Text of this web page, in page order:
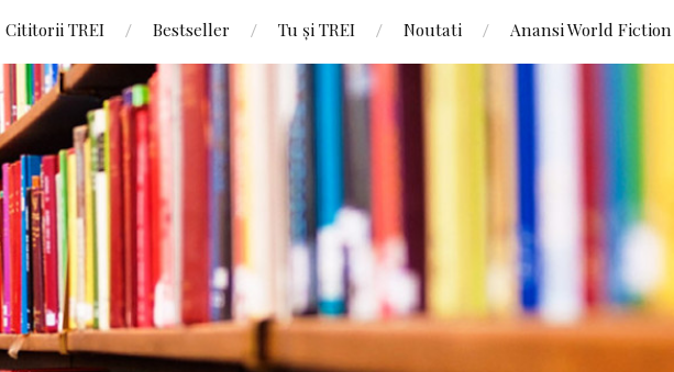
Cititorii TREI Bestseller Tu și TREI Noutati Anansi World Fiction